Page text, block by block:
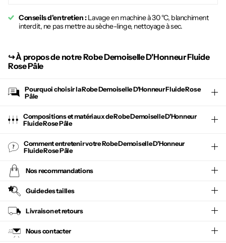
Conseils d'entretien :Lavage en machine à 30 °C, blanchiment
interdit, ne pas mettre au sèche-linge, nettoyage à sec.
↪︎À propos de notre Robe Demoiselle D'Honneur Fluide
Rose Pâle
Pourquoi choisir laRobe Demoiselle D'Honneur Fluide Rose
Pâle
Compositions et matériaux de Robe Demoiselle D'Honneur
Fluide Rose Pâle
Comment entretenir votreRobe Demoiselle D'Honneur
Fluide Rose Pâle
Nos recommandations
Guide des tailles
Livraison et retours
Nous contacter